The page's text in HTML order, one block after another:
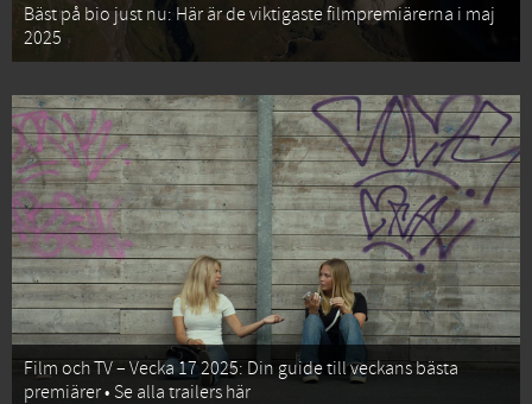
Bäst på bio just nu: Här är de viktigaste filmpremiärerna i maj
2025
Film och TV – Vecka 17 2025: Din guide till veckans bästa
premiärer • Se alla trailers här